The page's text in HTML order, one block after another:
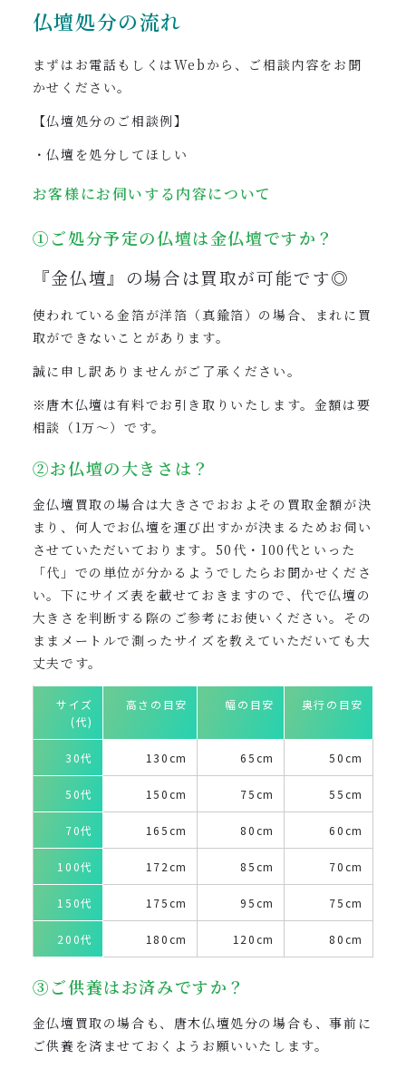
仏壇処分の流れ
まずはお電話もしくはWebから、ご相談内容をお聞
かせください。
【仏壇処分のご相談例】
・仏壇を処分してほしい
お客様にお伺いする内容について
①ご処分予定の仏壇は金仏壇ですか？
『金仏壇』の場合は買取が可能です◎
使われている金箔が洋箔（真鍮箔）の場合、まれに買
取ができないことがあります。
誠に申し訳ありませんがご了承ください。
※唐木仏壇は有料でお引き取りいたします。金額は要
相談（1万〜）です。
②お仏壇の大きさは？
金仏壇買取の場合は大きさでおおよその買取金額が決
まり、何人でお仏壇を運び出すかが決まるためお伺い
させていただいております。50代・100代といった
「代」での単位が分かるようでしたらお聞かせくださ
い。下にサイズ表を載せておきますので、代で仏壇の
大きさを判断する際のご参考にお使いください。その
ままメートルで測ったサイズを教えていただいても大
丈夫です。
サイズ
(代)
高さの目安 幅の目安 奥行の目安
30代 130cm 65cm 50cm
50代 150cm 75cm 55cm
70代 165cm 80cm 60cm
100代 172cm 85cm 70cm
150代 175cm 95cm 75cm
200代 180cm 120cm 80cm
③ご供養はお済みですか？
金仏壇買取の場合も、唐木仏壇処分の場合も、事前に
ご供養を済ませておくようお願いいたします。